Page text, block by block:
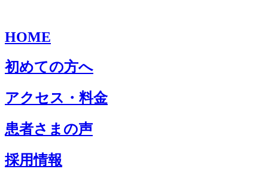
HOME
初めての方へ
アクセス・料金
患者さまの声
採用情報